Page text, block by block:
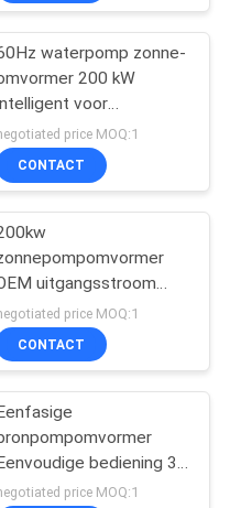
31
waterpomp zonne-
200 kW
voor
price MOQ:1
CONTACT
uitgangsstroom
maximale efficiëntie
price MOQ:1
CONTACT
bediening 3
zonne-omvormer
price MOQ:1